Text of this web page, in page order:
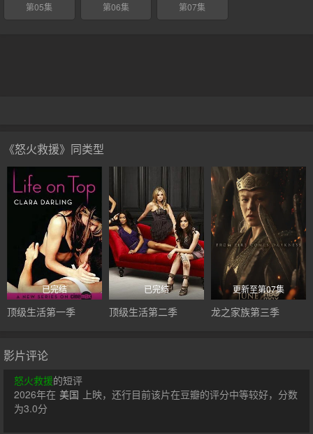
第05集 第06集 第07集
《怒火救援》同类型
已完结
顶级生活第一季
已完结
顶级生活第二季
更新至第07集
龙之家族第三季
影片评论
怒火救援的短评
2026年在 美国 上映，还行目前该片在豆瓣的评分中等较好，分数
为3.0分